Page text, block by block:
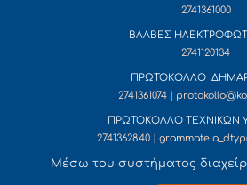
2741361000
ΒΛΑΒΕΣ
2741120134
ΠΡΩΤΟΚΟΛΛΟ
2741361074 |
ΠΡΩΤΟΚΟΛΛΟ ΤΕΧΝΙΚΩΝ
2741362840 |
Mέσω του συστήματος